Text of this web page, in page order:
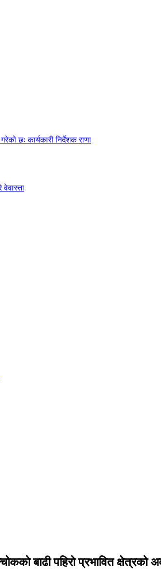
बाढी पहिरो प्रभावित क्षेत्रको